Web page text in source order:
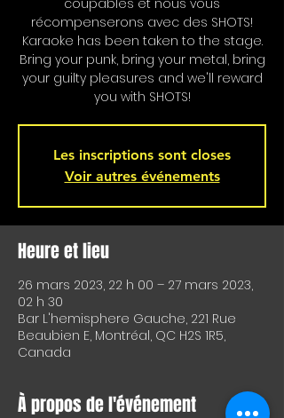
coupables et nous vous
récompenserons avec des SHOTS!
Karaoke has been taken to the stage.
Bring your punk, bring your metal, bring
your guilty pleasures and we'll reward
you with SHOTS!
Les inscriptions sont closes
Voir autres événements
Heure et lieu
26 mars 2023, 22 h 00 – 27 mars 2023,
02 h 30
Bar L'hemisphere Gauche, 221 Rue
Beaubien E, Montréal, QC H2S 1R5,
Canada
À propos de l'événement